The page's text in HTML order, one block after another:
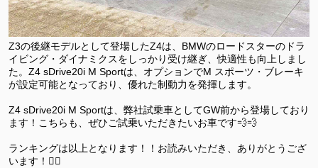
Z3の後継モデルとして登場したZ4は、BMWのロードスターのドラ
イビング・ダイナミクスをしっかり受け継ぎ、快適性も向上しまし
た。Z4 sDrive20i M Sportは、オプションでM スポーツ・ブレーキ
が設定可能となっており、優れた制動力を発揮します。
Z4 sDrive20i M Sportは、弊社試乗車としてGW前から登場しており
ます！こちらも、ぜひご試乗いただきたいお車です💨💨
ランキングは以上となります！！お読みいただき、ありがとうござ
います！🙇‍♀️